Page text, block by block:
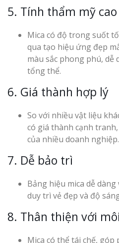
5. Tính thẩm mỹ cao
Mica có độ trong suốt
qua tạo hiệu ứng đẹp
màu sắc phong phú,
tổng thể.
6. Giá thành hợp lý
So với nhiều vật liệu
có giá thành cạnh
của nhiều doanh nghiệp.
7. Dễ bảo trì
Bảng hiệu mica dễ
duy trì vẻ đẹp và độ
8. Thân thiện với
Mica có thể tái chế,